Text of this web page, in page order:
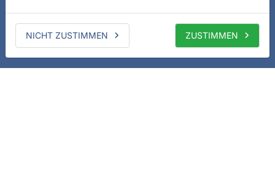
NICHT ZUSTIMMEN ZUSTIMMEN